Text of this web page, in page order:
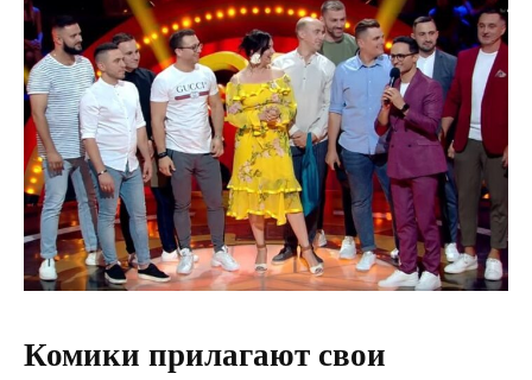
Комики прилагают свои